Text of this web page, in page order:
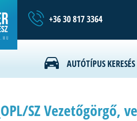
+36 30 817 3364
AUTÓTÍPUS KERESÉS
SZ Vezetőgörgő,